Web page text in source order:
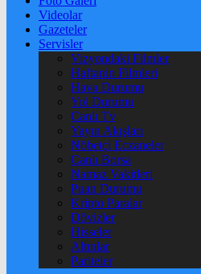
Videolar
Gazeteler
Servisler
Vizyondaki Filmler
Haftanin Filmleri
Hava Durumu
Yol Durumu
Canlı Tv
Yayın Akışları
Nöbetçi Eczaneler
Canlı Borsa
Namaz Vakitleri
Puan Durumu
Kripto Paralar
Dövizler
Hisseler
Altınlar
Pariteler